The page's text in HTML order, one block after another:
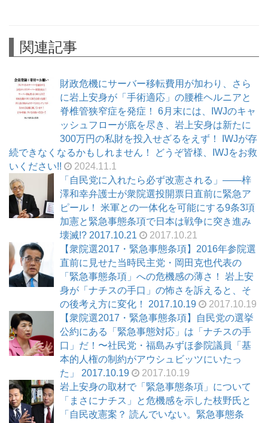
関連記事
財政危機にサーバー移転費用が加わり、さら
に岩上安身が「手術適応」の腰椎ヘルニアと
脊椎管狭窄症を発症！ 6月末には、IWJのキャ
ッシュフローが底を尽き、岩上安身は新たに
300万円の私財を投入せざるをえず！ IWJが存
続できなくなるかもしれません！ どうぞ皆様、IWJをお救
いください!!
2024.11.1
「自民党に入れたら必ず改憲される」――梓
澤和幸弁護士が衆院選投開票日直前に緊急ア
ピール！ 米軍との一体化を可能にする9条3項
加憲と緊急事態条項で日本は戦争に突き進み
壊滅!? 2017.10.21
2017.10.21
【衆院選2017・緊急事態条項】2016年参院選
直前に見せた当時民主党・岡田克也代表の
「緊急事態条項」への危機感の薄さ！ 岩上安
身が「ナチスの手口」の怖さを訴えると、そ
の後考え方に変化！ 2017.10.19
2017.10.19
【衆院選2017・緊急事態条項】自民党の選挙
公約にある「緊急事態対応」は「ナチスの手
口」だ！〜社民党・福島みずほ参院議員「基
本的人権の制約がアウシュビッツにいたっ
た」 2017.10.19
2017.10.19
岩上安身の取材で「緊急事態条項」について
「まさにナチス」と危機感を示した枝野氏と
「自民改憲案？ 読んでいない。緊急事態条